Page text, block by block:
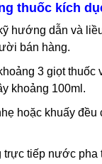
thuốc kích
hướng dẫn và
bán hàng.
3 giọt
khoảng 100ml.
hoặc khuấy đều
trực tiếp nước pha